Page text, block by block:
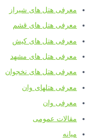
معرفی هتل های شیراز
معرفی هتل های قشم
معرفی هتل های کیش
معرفی هتل های مشهد
معرفی هتل های نخجوان
معرفی هتلهای وان
معرفی وان
مقالات عمومی
میانه